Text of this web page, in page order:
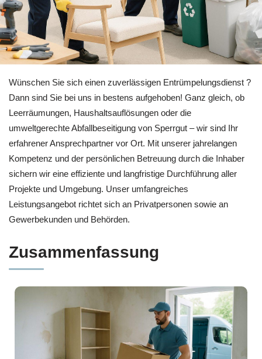
Kompetente Entrümpelung in Ammerbuch bei
Wünschen Sie sich einen zuverlässigen Entrümpelungsdienst ?
Dann sind Sie bei uns in bestens aufgehoben! Ganz gleich, ob
Leerräumungen, Haushaltsauflösungen oder die
umweltgerechte Abfallbeseitigung von Sperrgut – wir sind Ihr
erfahrener Ansprechpartner vor Ort. Mit unserer jahrelangen
Kompetenz und der persönlichen Betreuung durch die Inhaber
sichern wir eine effiziente und langfristige Durchführung aller
Projekte und Umgebung. Unser umfangreiches
Leistungsangebot richtet sich an Privatpersonen sowie an
Gewerbekunden und Behörden.
Zusammenfassung